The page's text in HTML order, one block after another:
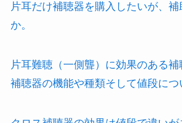
片耳だけ補聴器を購入したいが、
か。
片耳難聴（一側聾）に効果のある
補聴器の機能や種類そして値段につ